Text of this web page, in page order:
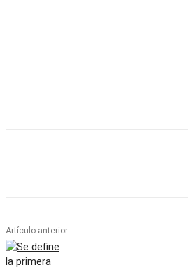
Artículo anterior